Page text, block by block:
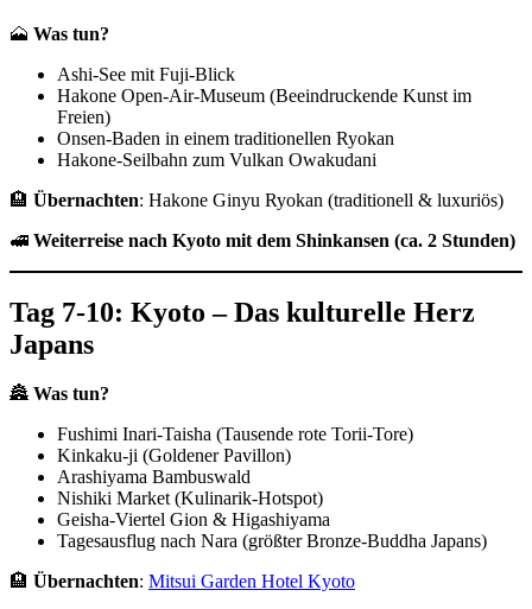
🗻 Was tun?
Ashi-See mit Fuji-Blick
Hakone Open-Air-Museum (Beeindruckende Kunst im
Freien)
Onsen-Baden in einem traditionellen Ryokan
Hakone-Seilbahn zum Vulkan Owakudani
🏨 Übernachten: Hakone Ginyu Ryokan (traditionell & luxuriös)
🚅 Weiterreise nach Kyoto mit dem Shinkansen (ca. 2 Stunden)
Tag 7-10: Kyoto – Das kulturelle Herz
Japans
🏯 Was tun?
Fushimi Inari-Taisha (Tausende rote Torii-Tore)
Kinkaku-ji (Goldener Pavillon)
Arashiyama Bambuswald
Nishiki Market (Kulinarik-Hotspot)
Geisha-Viertel Gion & Higashiyama
Tagesausflug nach Nara (größter Bronze-Buddha Japans)
🏨 Übernachten: Mitsui Garden Hotel Kyoto